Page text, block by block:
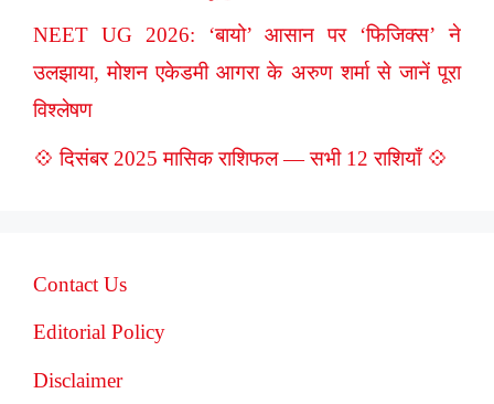
NEET UG 2026: ‘बायो’ आसान पर ‘फिजिक्स’ ने
उलझाया, मोशन एकेडमी आगरा के अरुण शर्मा से जानें पूरा
विश्लेषण
💠 दिसंबर 2025 मासिक राशिफल — सभी 12 राशियाँ 💠
Contact Us
Editorial Policy
Disclaimer